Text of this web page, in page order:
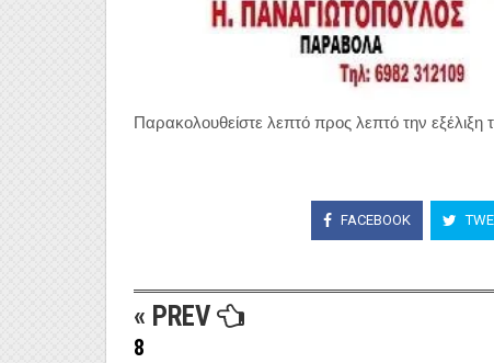
Παρακολουθείστε λεπτό προς λεπτό την
FACEBOOK
« PREV
8